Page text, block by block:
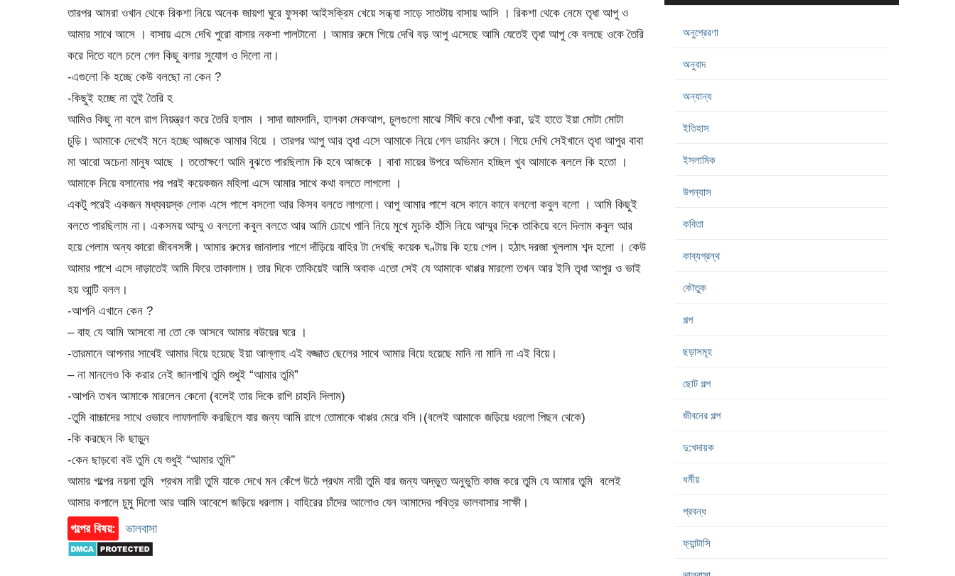
তারপর আমরা ওখান থেকে রিকশা নিয়ে অনেক জায়গা ঘুরে ফুসকা আইসক্রিম খেয়ে সন্ধ্যা সাড়ে সাতটায় বাসায় আসি । রিকশা থেকে নেমে তৃধা আপু ও
আমার সাথে আসে । বাসায় এসে দেখি পুরো বাসার নকশা পালটানো । আমার রুমে গিয়ে দেখি বড় আপু এসেছে আমি যেতেই তৃধা আপু কে বলছে ওকে তৈরি
করে দিতে বলে চলে গেল কিছু বলার সুযোগ ও দিলো না।
-এগুলো কি হচ্ছে কেউ বলছো না কেন ?
-কিছুই হচ্ছে না তুই তৈরি হ
আমিও কিছু না বলে রাগ নিয়ন্ত্রণ করে তৈরি হলাম । সাদা জামদানি, হালকা মেকআপ, চুলগুলো মাঝে সিঁথি করে খোঁপা করা, দুই হাতে ইয়া মোটা মোটা
চুড়ি। আমাকে দেখেই মনে হচ্ছে আজকে আমার বিয়ে । তারপর আপু আর তৃধা এসে আমাকে নিয়ে গেল ডায়নিং রুমে। গিয়ে দেখি সেইখানে তৃধা আপুর বাবা
মা আরো অচেনা মানুষ আছে । ততোক্ষণে আমি বুঝতে পারছিলাম কি হবে আজকে । বাবা মায়ের উপরে অভিমান হচ্ছিল খুব আমাকে বললে কি হতো ।
আমাকে নিয়ে বসানোর পর পরই কয়েকজন মহিলা এসে আমার সাথে কথা বলতে লাগলো ।
একটু পরেই একজন মধ্যবয়স্ক লোক এসে পাশে বসলো আর কিসব বলতে লাগলো। আপু আমার পাশে বসে কানে কানে বললো কবুল বলো । আমি কিছুই
বলতে পারছিলাম না। একসময় আম্মু ও বললো কবুল বলতে আর আমি চোখে পানি নিয়ে মুখে মুচকি হাঁসি নিয়ে আম্মুর দিকে তাকিয়ে বলে দিলাম কবুল আর
হয়ে গেলাম অন্য কারো জীবনসঙ্গী। আমার রুমের জানালার পাশে দাঁড়িয়ে বাহির টা দেখছি কয়েক ঘণ্টায় কি হয়ে গেল। হঠাৎ দরজা খুললাম শব্দ হলো । কেউ
আমার পাশে এসে দাড়াতেই আমি ফিরে তাকালাম। তার দিকে তাকিয়েই আমি অবাক এতো সেই যে আমাকে থাপ্পর মারলো তখন আর ইনি তৃধা আপুর ও ভাই
হয় আন্টি বলল।
-আপনি এখানে কেন ?
– বাহ যে আমি আসবো না তো কে আসবে আমার বউয়ের ঘরে ।
-তারমানে আপনার সাথেই আমার বিয়ে হয়েছে ইয়া আল্লাহ এই বজ্জাত ছেলের সাথে আমার বিয়ে হয়েছে মানি না মানি না এই বিয়ে।
– না মানলেও কি করার নেই জানপাখি তুমি শুধুই “আমার তুমি”
-আপনি তখন আমাকে মারলেন কেনো (বলেই তার দিকে রাগি চাহনি দিলাম)
-তুমি বাচ্চাদের সাথে ওভাবে লাফালাফি করছিলে যার জন্য আমি রাগে তোমাকে থাপ্পর মেরে বসি।(বলেই আমাকে জড়িয়ে ধরলো পিছন থেকে)
-কি করছেন কি ছাড়ুন
-কেন ছাড়বো বউ তুমি যে শুধুই “আমার তুমি”
আমার গল্পের নয়না তুমি প্রথম নারী তুমি যাকে দেখে মন কেঁপে উঠে প্রথম নারী তুমি যার জন্য অদ্ভুত অনুভুতি কাজ করে তুমি যে আমার তুমি বলেই
আমার কপালে চুমু দিলো আর আমি আবেশে জড়িয়ে ধরলাম। বাহিরের চাঁদের আলোও যেন আমাদের পবিত্র ভালবাসার সাক্ষী।
গল্পের বিষয়:
ভালবাসা
অনুপ্রেরণা
অনুবাদ
অন্যান্য
ইতিহাস
ইসলামিক
উপন্যাস
কবিতা
কাব্যগ্রন্থ
কৌতুক
গল্প
ছড়াসমূহ
ছোট গল্প
জীবনের গল্প
দু:খদায়ক
ধর্মীয়
প্রবন্ধ
ফ্যান্টাসি